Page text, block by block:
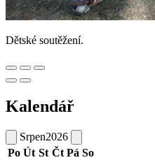
Dětské soutěžení.
Kalendář
Srpen2026
Po Út St Čt Pá So